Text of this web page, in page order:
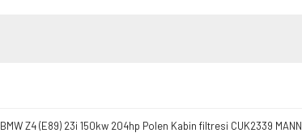
BMW Z4 (E89) 23i 150kw 204hp Polen Kabin filtresi CUK2339 MANN